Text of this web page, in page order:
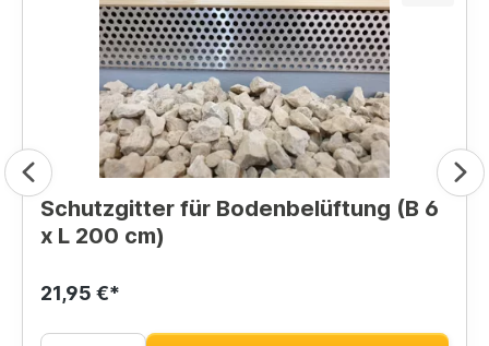
Schutzgitter für Bodenbelüftung (B 6
x L 200 cm)
21,95 €*